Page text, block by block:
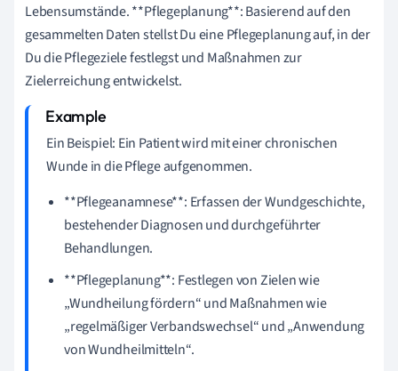
Lebensumstände. **Pflegeplanung**: Basierend auf den
gesammelten Daten stellst Du eine Pflegeplanung auf, in der
Du die Pflegeziele festlegst und Maßnahmen zur
Zielerreichung entwickelst.
Ein Beispiel: Ein Patient wird mit einer chronischen
Wunde in die Pflege aufgenommen.
**Pflegeanamnese**: Erfassen der Wundgeschichte,
bestehender Diagnosen und durchgeführter
Behandlungen.
**Pflegeplanung**: Festlegen von Zielen wie
„Wundheilung fördern“ und Maßnahmen wie
„regelmäßiger Verbandswechsel“ und „Anwendung
von Wundheilmitteln“.